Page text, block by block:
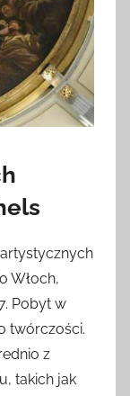
Włoch,
Pobyt w
twórczości.
z
takich jak